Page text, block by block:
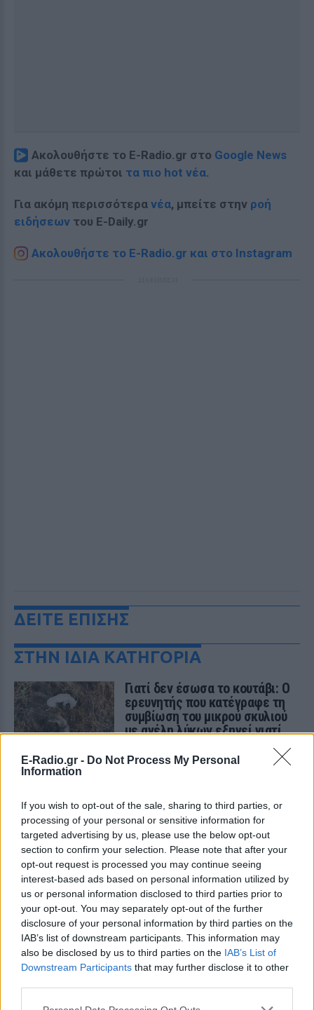
E-Radio.gr - Do Not Process My Personal
Information
If you wish to opt-out of the sale, sharing to third parties, or
processing of your personal or sensitive information for
targeted advertising by us, please use the below opt-out
section to confirm your selection. Please note that after your
opt-out request is processed you may continue seeing
interest-based ads based on personal information utilized by
us or personal information disclosed to third parties prior to
your opt-out. You may separately opt-out of the further
disclosure of your personal information by third parties on the
IAB’s list of downstream participants. This information may
also be disclosed by us to third parties on the IAB’s List of
Downstream Participants that may further disclose it to other
Ακολουθήστε το E-Radio.gr στο Google News
και μάθετε πρώτοι τα πιο hot νέα.
Για ακόμη περισσότερα νέα, μπείτε στην ροή
ειδήσεων του E-Daily.gr
Ακολουθήστε το E-Radio.gr και στο Instagram
ΔΕΙΤΕ ΕΠΙΣΗΣ
ΣΤΗΝ ΙΔΙΑ ΚΑΤΗΓΟΡΙΑ
Γιατί δεν έσωσα το κουτάβι: Ο
ερευνητής που κατέγραφε τη
συμβίωση του μικρού σκυλιού
με αγέλη λύκων εξηγεί γιατί
ΧΤΕΣ
ούτε γίνεται να στείλω κάποιον
κτηνίατρο σε ένα μέρος όπου υπάρχει
αγέλη με λύκους, είναι επικίνδυνο» λέει
στο protothema.gr ο διδάκτορας
ζωολογίας του ΑΠΘ, Θεόδωρος Κομηνός
- Έχουν πεθάνει και έξι λυκόπουλα
Για πάντα στη Ρεάλ Μαδρίτης ο
Βινίσιους: Υπογράφει νέο
εξαετές συμβόλαιο ο
Βραζιλιάνος
ΧΤΕΣ
Σύμφωνα με τον Φαμπρίτσιο Ρομάνο ο
Βραζιλιάνος είναι έτοιμος να αποδεχτεί